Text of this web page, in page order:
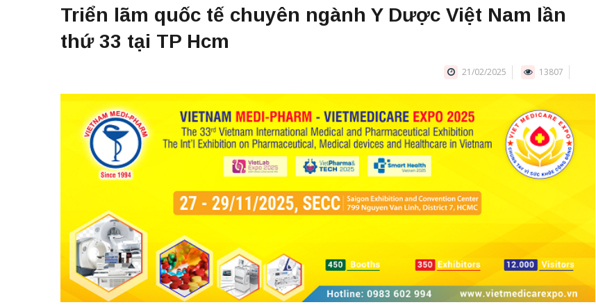
Triển lãm quốc tế chuyên ngành Y Dược Việt Nam lần
thứ 33 tại TP Hcm
21/02/2025 13807